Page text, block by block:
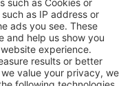
SEE AND BE
Brillenmodelle
große Auswahl an
freuen:
sechs- und